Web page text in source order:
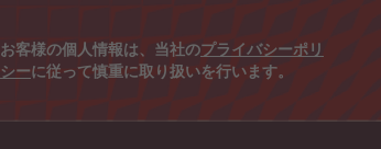
お客様の個人情報は、当社のプライバシーポリ
シーに従って慎重に取り扱いを行います。